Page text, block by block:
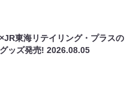
東海リテイリング・プラスの
グッズ発売!2026.08.05